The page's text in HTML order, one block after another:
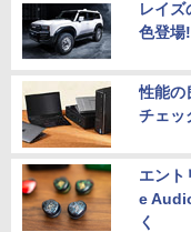
レイズ
色登場
性能の
チェッ
エン
e
く